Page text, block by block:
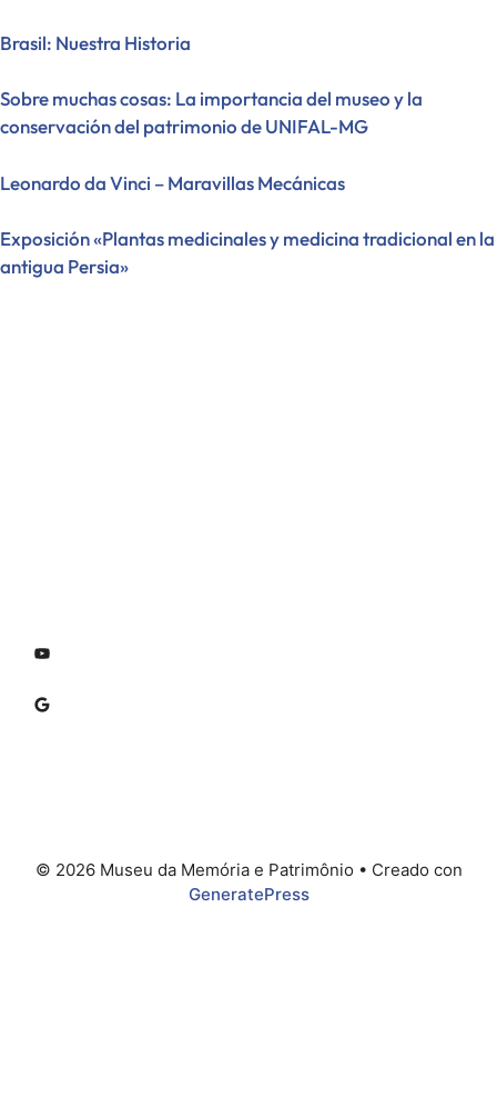
Brasil: Nuestra Historia
Sobre muchas cosas: La importancia del museo y la
conservación del patrimonio de UNIFAL-MG
Leonardo da Vinci – Maravillas Mecánicas
Exposición «Plantas medicinales y medicina tradicional en la
antigua Persia»
© 2026 Museu da Memória e Patrimônio • Creado con
GeneratePress